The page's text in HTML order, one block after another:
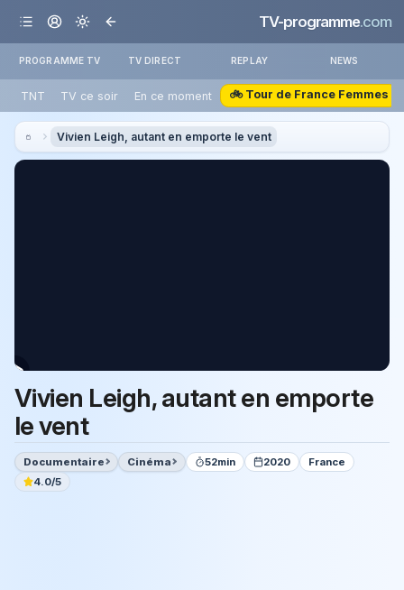
TV-programme.com
PROGRAMME TV TV DIRECT REPLAY NEWS
TNT TV ce soir En ce moment 🚲 Tour de France Femmes
Vivien Leigh, autant en emporte le vent
Vivien Leigh, autant en emporte
le vent
Documentaire Cinéma 52min 2020
France
4.0/5